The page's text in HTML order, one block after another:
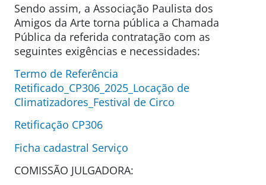
Sendo assim, a Associação Paulista dos
Amigos da Arte torna pública a Chamada
Pública da referida contratação com as
seguintes exigências e necessidades:
Termo de Referência
Retificado_CP306_2025_Locação de
Climatizadores_Festival de Circo
Retificação CP306
Ficha cadastral Serviço
COMISSÃO JULGADORA: